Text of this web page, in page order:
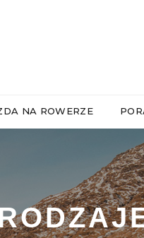
NA ROWERZE